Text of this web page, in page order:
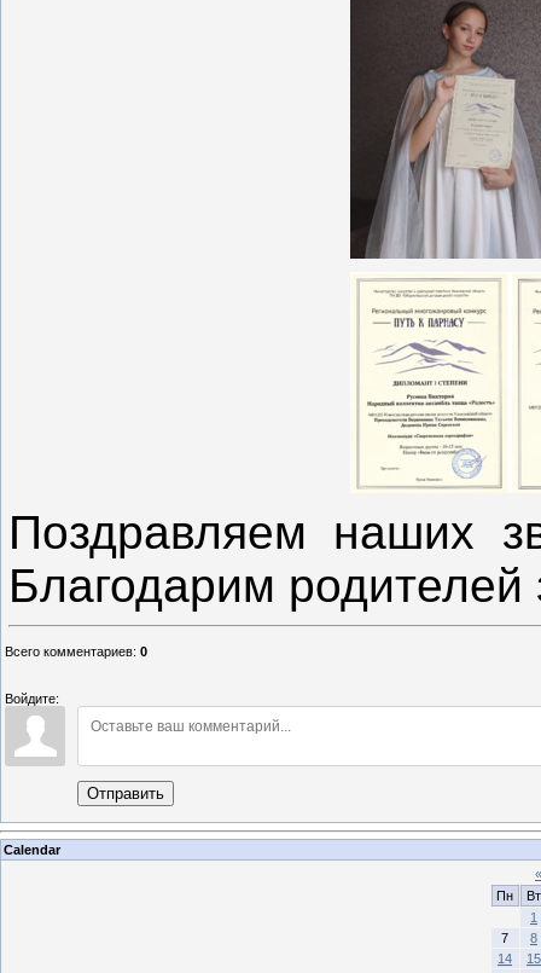
Поздравляем наших
Благодарим родителей
Всего комментариев: 0
Войдите:
Отправить
Calendar
«
Пн
Вт
1
7
8
14
15